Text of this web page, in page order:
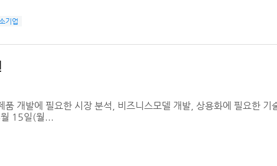
기업
개발에 필요한 시장 분석, 비즈니스모델 개발, 상용화에 필요한 기
15일(월...